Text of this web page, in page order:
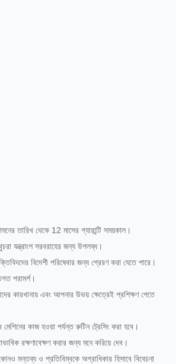
তারিখ থেকে 12 মাসের গ্যারান্টি সময়কাল।
যন্ত্রাংশ সরবরাহের জন্য উপলব্ধ।
বিদেশী পরিষেবার জন্য প্রেরণ করা যেতে পারে।
পরামর্শ।
কারখানায় এবং আপনার উভয় ক্ষেত্রেই প্রশিক্ষণ পেতে
কাজ হওয়া পর্যন্ত রুটিন ট্রেসিং করা হবে।
রক্ষণাবেক্ষণ করার জন্য মনে করিয়ে দেব।
মন্তব্য ও প্রতিবিম্বকে অগ্রাধিকার হিসাবে বিবেচনা